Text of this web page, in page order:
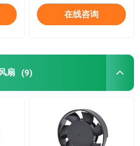
在线咨询
扇 (9)